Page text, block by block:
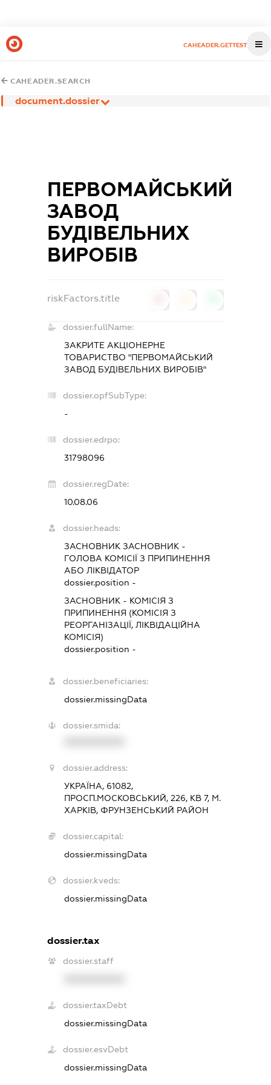
CAHEADER.GETTEST
CAHEADER.SEARCH
document.dossier
ПЕРВОМАЙСЬКИЙ
ЗАВОД
БУДІВЕЛЬНИХ
ВИРОБІВ
riskFactors.title
dossier.fullName:
ЗАКРИТЕ АКЦІОНЕРНЕ
ТОВАРИСТВО "ПЕРВОМАЙСЬКИЙ
ЗАВОД БУДІВЕЛЬНИХ ВИРОБІВ"
dossier.opfSubType:
-
dossier.edrpo:
31798096
dossier.regDate:
10.08.06
dossier.heads:
ЗАСНОВНИК ЗАСНОВНИК -
ГОЛОВА КОМІСІЇ З ПРИПИНЕННЯ
АБО ЛІКВІДАТОР
dossier.position -
ЗАСНОВНИК - КОМІСІЯ З
ПРИПИНЕННЯ (КОМІСІЯ З
РЕОРГАНІЗАЦІЇ, ЛІКВІДАЦІЙНА
КОМІСІЯ)
dossier.position -
dossier.beneficiaries:
dossier.missingData
dossier.smida:
dossier.address:
УКРАЇНА, 61082,
ПРОСП.МОСКОВСЬКИЙ, 226, КВ 7, М.
ХАРКІВ, ФРУНЗЕНСЬКИЙ РАЙОН
dossier.capital:
dossier.missingData
dossier.kveds:
dossier.missingData
dossier.tax
dossier.staff
dossier.taxDebt
dossier.missingData
dossier.esvDebt
dossier.missingData